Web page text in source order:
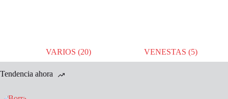
VARIOS(20) VENESTAS(5)
Tendencia ahora